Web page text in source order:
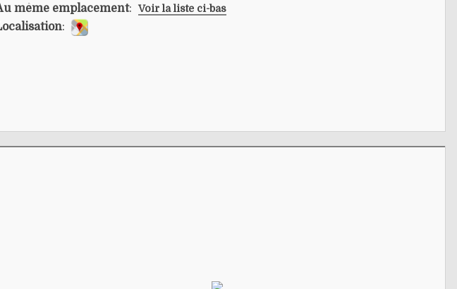
même emplacement: Voir la liste ci-bas
: